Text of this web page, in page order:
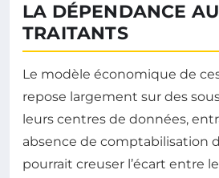
LA DÉPENDANCE
TRAITANTS
Le modèle économique de
repose largement sur des
leurs centres de données,
absence de comptabilisation
pourrait creuser l’écart entre